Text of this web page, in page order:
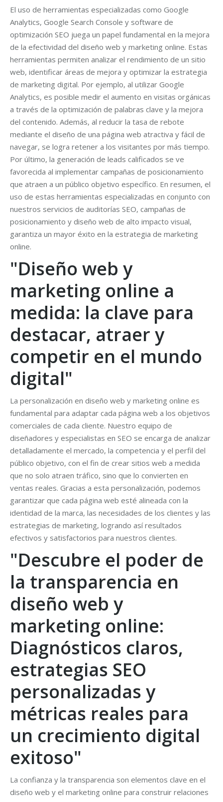
El uso de herramientas especializadas como Google
Analytics, Google Search Console y software de
optimización SEO juega un papel fundamental en la mejora
de la efectividad del diseño web y marketing online. Estas
herramientas permiten analizar el rendimiento de un sitio
web, identificar áreas de mejora y optimizar la estrategia
de marketing digital. Por ejemplo, al utilizar Google
Analytics, es posible medir el aumento en visitas orgánicas
a través de la optimización de palabras clave y la mejora
del contenido. Además, al reducir la tasa de rebote
mediante el diseño de una página web atractiva y fácil de
navegar, se logra retener a los visitantes por más tiempo.
Por último, la generación de leads calificados se ve
favorecida al implementar campañas de posicionamiento
que atraen a un público objetivo específico. En resumen, el
uso de estas herramientas especializadas en conjunto con
nuestros servicios de auditorías SEO, campañas de
posicionamiento y diseño web de alto impacto visual,
garantiza un mayor éxito en la estrategia de marketing
online.
"Diseño web y
marketing online a
medida: la clave para
destacar, atraer y
competir en el mundo
digital"
La personalización en diseño web y marketing online es
fundamental para adaptar cada página web a los objetivos
comerciales de cada cliente. Nuestro equipo de
diseñadores y especialistas en SEO se encarga de analizar
detalladamente el mercado, la competencia y el perfil del
público objetivo, con el fin de crear sitios web a medida
que no solo atraen tráfico, sino que lo convierten en
ventas reales. Gracias a esta personalización, podemos
garantizar que cada página web esté alineada con la
identidad de la marca, las necesidades de los clientes y las
estrategias de marketing, logrando así resultados
efectivos y satisfactorios para nuestros clientes.
"Descubre el poder de
la transparencia en
diseño web y
marketing online:
Diagnósticos claros,
estrategias SEO
personalizadas y
métricas reales para
un crecimiento digital
exitoso"
La confianza y la transparencia son elementos clave en el
diseño web y el marketing online para construir relaciones